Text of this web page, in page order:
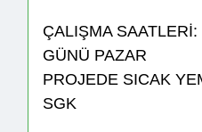
ÇALIŞMA
GÜNÜ PAZAR
PROJEDE SICAK
SGK